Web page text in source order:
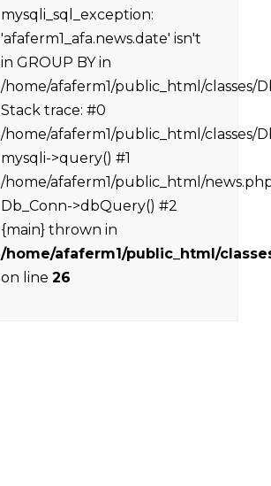
mysqli_sql_exception:
'afaferm1_afa.news.date' isn't
in GROUP BY in
/home/afaferm1/public_html/classes/
Stack trace: #0
/home/afaferm1/public_html/classes/
mysqli->query() #1
/home/afaferm1/public_html/
Db_Conn->dbQuery() #2
{main} thrown in
/home/afaferm1/public_html/
on line 26